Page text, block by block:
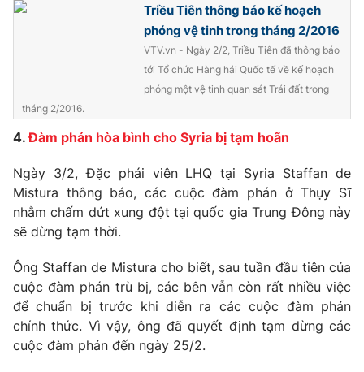
Triều Tiên thông báo kế hoạch
phóng vệ tinh trong tháng 2/2016
VTV.vn - Ngày 2/2, Triều Tiên đã thông báo
tới Tổ chức Hàng hải Quốc tế về kế hoạch
phóng một vệ tinh quan sát Trái đất trong
tháng 2/2016.
4.Đàm phán hòa bình cho Syria bị tạm hoãn
Ngày 3/2, Đặc phái viên LHQ tại Syria Staffan de
Mistura thông báo, các cuộc đàm phán ở Thụy Sĩ
nhằm chấm dứt xung đột tại quốc gia Trung Đông này
sẽ dừng tạm thời.
Ông Staffan de Mistura cho biết, sau tuần đầu tiên của
cuộc đàm phán trù bị, các bên vẫn còn rất nhiều việc
để chuẩn bị trước khi diễn ra các cuộc đàm phán
chính thức. Vì vậy, ông đã quyết định tạm dừng các
cuộc đàm phán đến ngày 25/2.